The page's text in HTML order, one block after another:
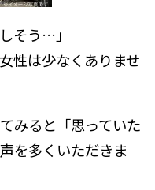
そう…」
性は少なくありませ
みると「思っていた
を多くいただきま